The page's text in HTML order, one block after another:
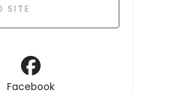
SITE
Facebook